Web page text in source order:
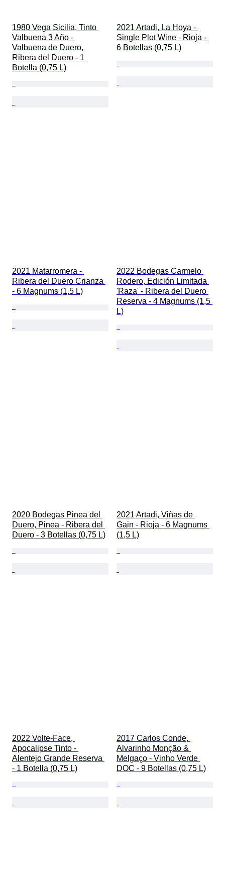
1980 Vega Sicilia, Tinto
Valbuena 3 Año -
Valbuena de Duero,
Ribera del Duero - 1
Botella (0,75 L)
2021 Artadi, La Hoya -
Single Plot Wine - Rioja -
6 Botellas (0,75 L)
2021 Matarromera -
Ribera del Duero Crianza
- 6 Magnums (1,5 L)
2022 Bodegas Carmelo
Rodero, Edición Limitada
'Raza' - Ribera del Duero
Reserva - 4 Magnums (1,5
L)
2020 Bodegas Pinea del
Duero, Pinea - Ribera del
Duero - 3 Botellas (0,75 L)
2021 Artadi, Viñas de
Gain - Rioja - 6 Magnums
(1,5 L)
2022 Volte-Face,
Apocalipse Tinto -
Alentejo Grande Reserva
- 1 Botella (0,75 L)
2017 Carlos Conde,
Alvarinho Monção &
Melgaço - Vinho Verde
DOC - 9 Botellas (0,75 L)